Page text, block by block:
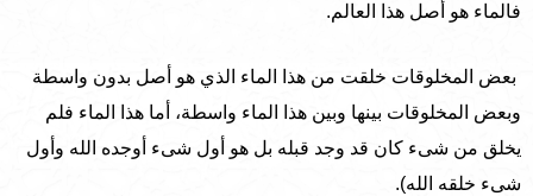
فالماء هو أصل هذا العالم.
بعض المخلوقات خلقت من هذا الماء الذي هو أصل بدون واسطة
وبعض المخلوقات بينها وبين هذا الماء واسطة، أما هذا الماء فلم
يخلق من شىء كان قد وجد قبله بل هو أول شىء أوجده الله وأول
شىء خلقه الله).